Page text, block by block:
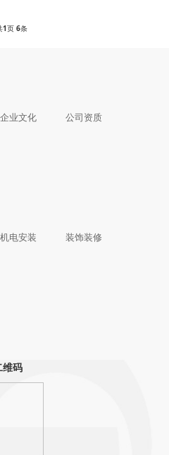
1页 6条
企业文化 公司资质
机电安装 装饰装修
维码